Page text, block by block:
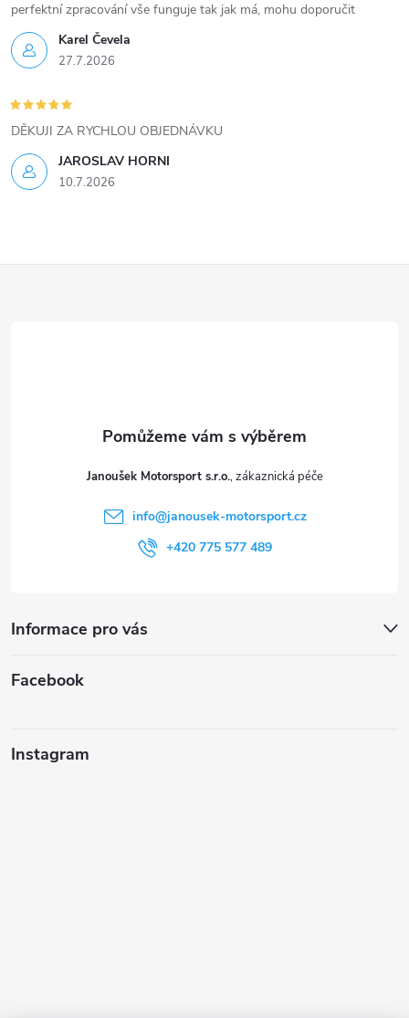
Karel Čevela
27.7.2026
perfektní zpracování vše funguje tak jak má, mohu doporučit
JAROSLAV HORNI
10.7.2026
DĚKUJI ZA RYCHLOU OBJEDNÁVKU
Janoušek Motorsport s.r.o.
info@janousek-motorsport.cz
+420 775 577 489
Informace pro vás
Facebook
Instagram